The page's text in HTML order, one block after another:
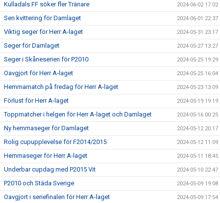
Kulladals FF söker fler Tränare 2024-06-02 17:02
Sen kvittering för Damlaget 2024-06-01 22:37
Viktig seger för Herr A-laget 2024-05-31 23:17
Seger för Damlaget 2024-05-27 13:27
Seger i Skåneserien för P2010 2024-05-25 19:29
Oavgjort för Herr A-laget 2024-05-25 16:04
Hemmamatch på fredag för Herr A-laget 2024-05-23 13:09
Förlust för Herr A-laget 2024-05-19 19:19
Toppmatcher i helgen för Herr A-laget och Damlaget 2024-05-16 00:25
Ny hemmaseger för Damlaget 2024-05-12 20:17
Rolig cupupplevelse för F2014/2015 2024-05-12 11:09
Hemmaseger för Herr A-laget 2024-05-11 18:45
Underbar cupdag med P2015 Vit 2024-05-10 22:47
P2010 och Städa Sverige 2024-05-09 19:08
Oavgjort i seriefinalen för Herr A-laget 2024-05-09 17:54